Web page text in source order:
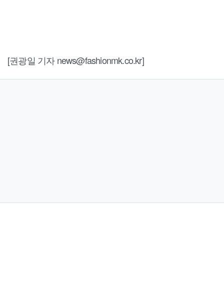
[권광일 기자 news@fashionmk.co.kr]